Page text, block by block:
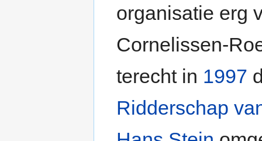
organisatie erg
Cornelissen-
terecht in 1997
Ridderschap